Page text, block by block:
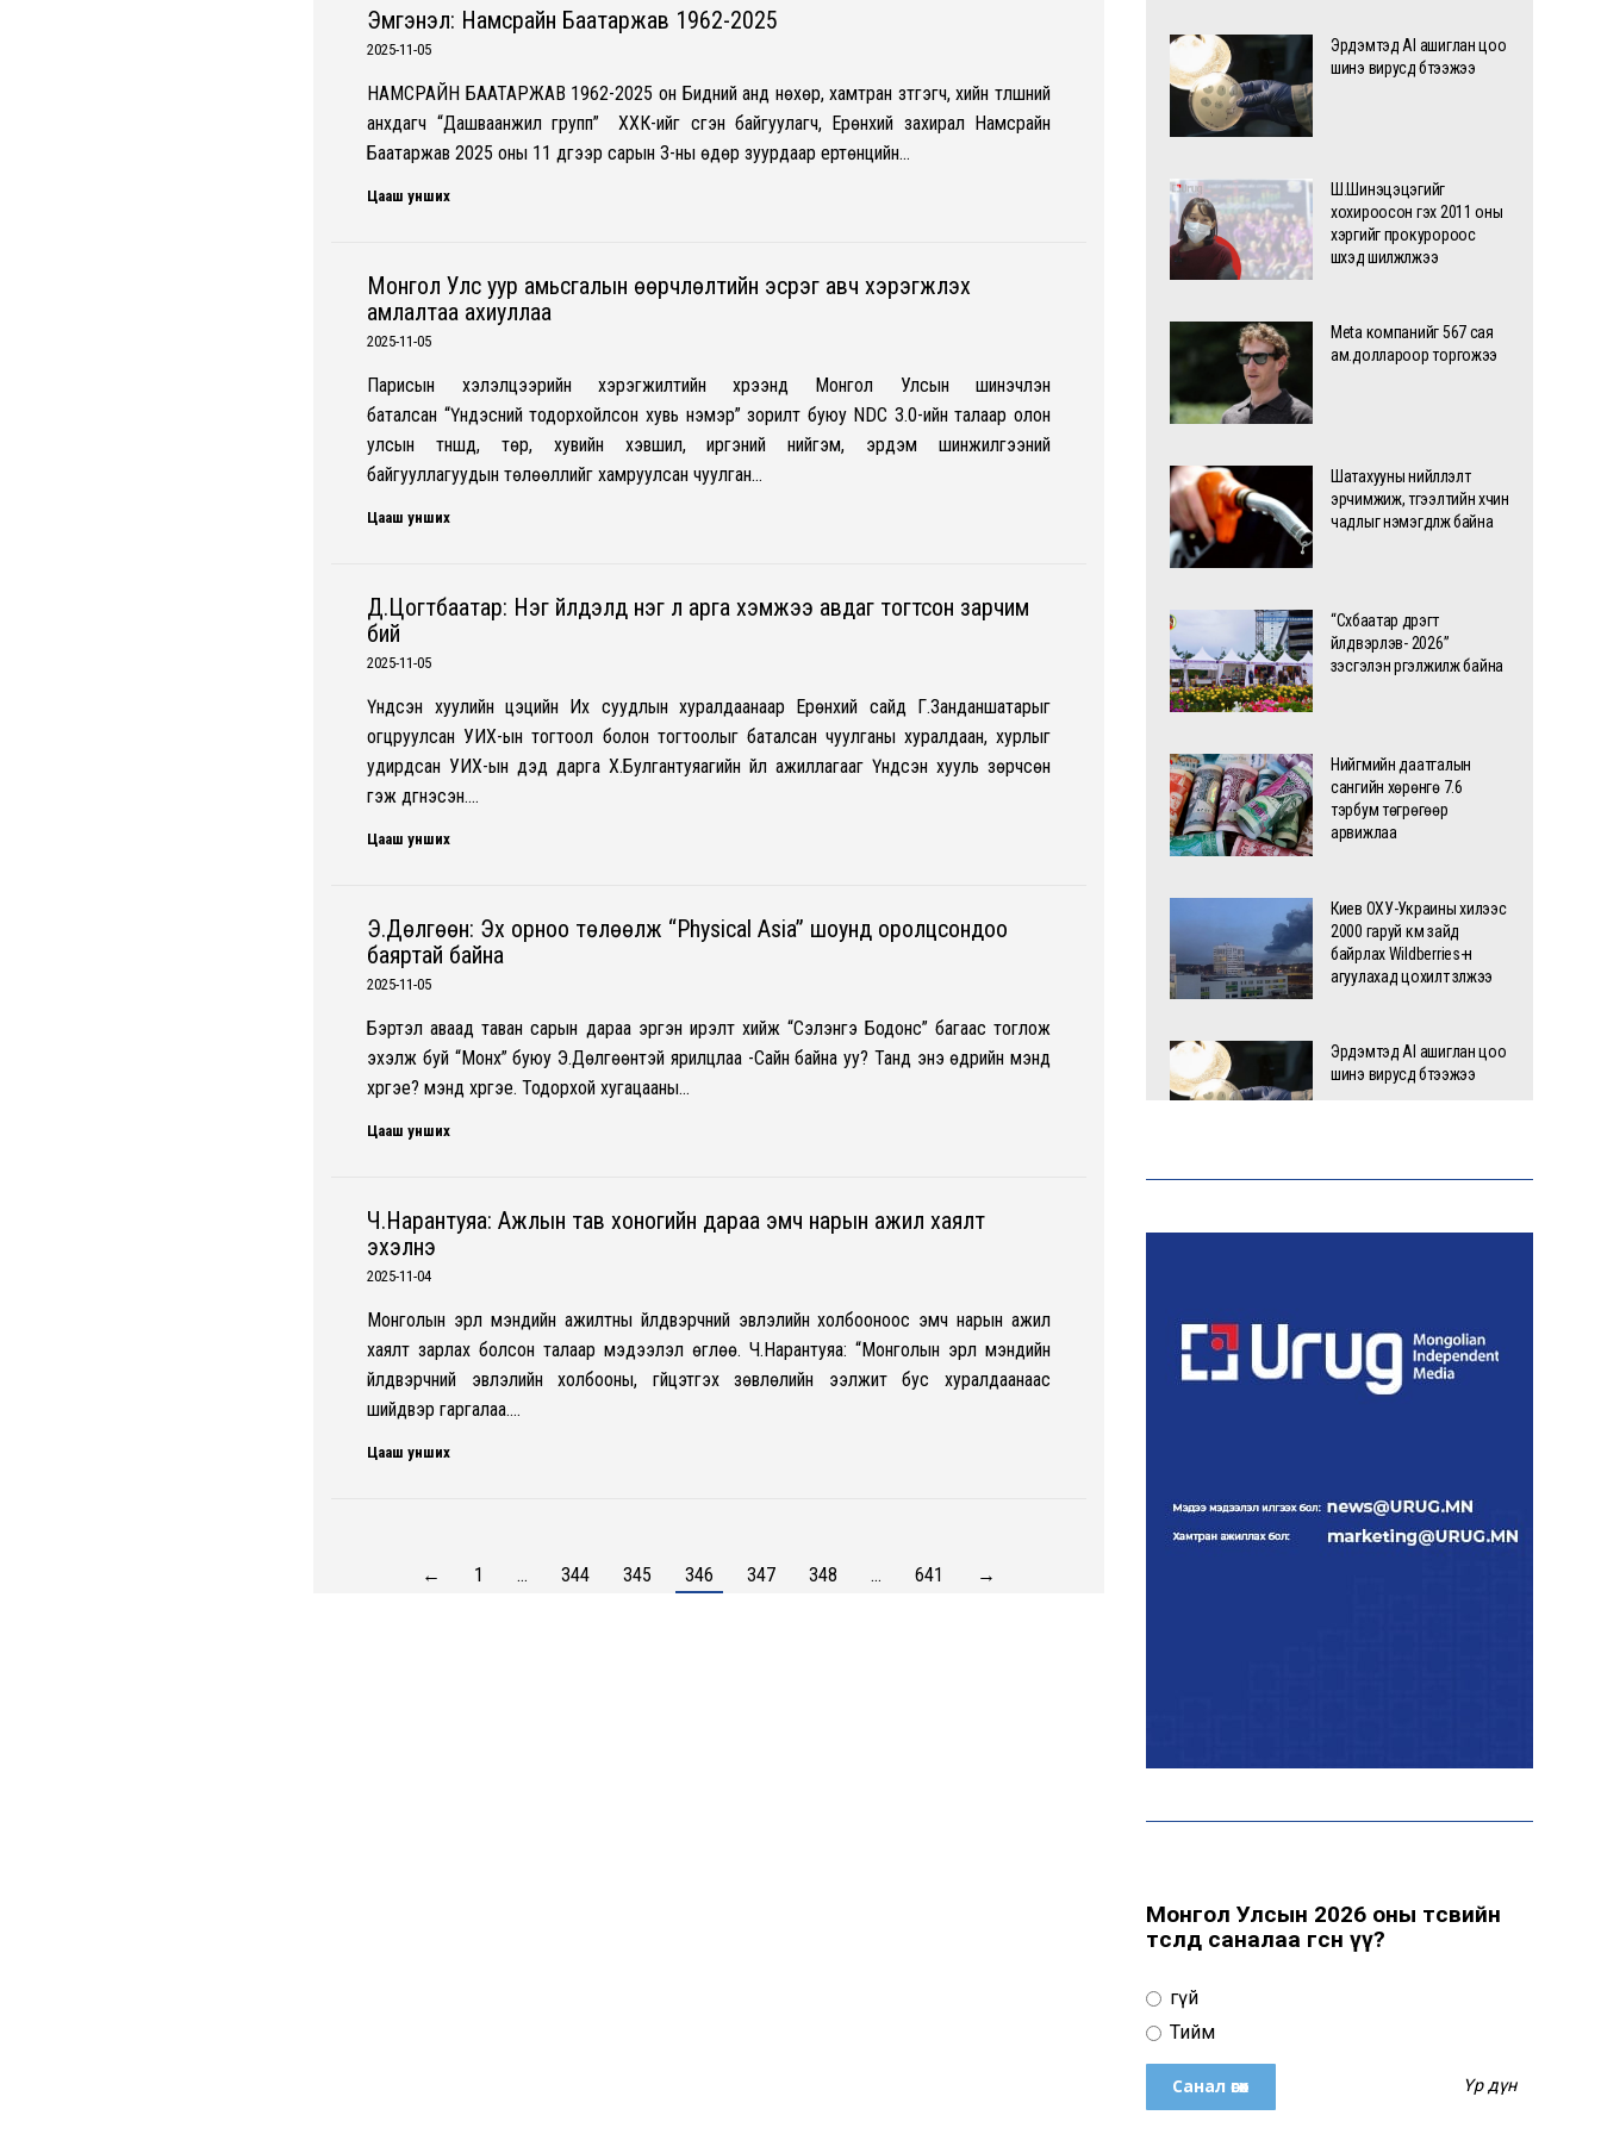
Эмгэнэл: Намсрайн Баатаржав 1962-2025
2025-11-05
НАМСРАЙН БААТАРЖАВ 1962-2025 он Бидний анд нөхөр, хамтран зүтгэгч, хийн түлшний
анхдагч “Дашваанжил групп” ХХК-ийг үүсгэн байгуулагч, Ерөнхий захирал Намсрайн
Баатаржав 2025 оны 11 дүгээр сарын 3-ны өдөр зуурдаар ертөнцийн…
Цааш унших
Монгол Улс уур амьсгалын өөрчлөлтийн эсрэг авч хэрэгжүүлэх
амлалтаа ахиуллаа
2025-11-05
Парисын хэлэлцээрийн хэрэгжилтийн хүрээнд Монгол Улсын шинэчлэн
баталсан “Үндэсний тодорхойлсон хувь нэмэр” зорилт буюу NDC 3.0-ийн талаар олон
улсын түншүүд, төр, хувийн хэвшил, иргэний нийгэм, эрдэм шинжилгээний
байгууллагуудын төлөөллийг хамруулсан чуулган…
Цааш унших
Д.Цогтбаатар: Нэг үйлдэлд нэг л арга хэмжээ авдаг тогтсон зарчим
бий
2025-11-05
Үндсэн хуулийн цэцийн Их суудлын хуралдаанаар Ерөнхий сайд Г.Занданшатарыг
огцруулсан УИХ-ын тогтоол болон тогтоолыг баталсан чуулганы хуралдаан, хурлыг
удирдсан УИХ-ын дэд дарга Х.Булгантуяагийн үйл ажиллагааг Үндсэн хууль зөрчсөн
гэж дүгнэсэн.…
Цааш унших
Э.Дөлгөөн: Эх орноо төлөөлж “Physical Asia” шоунд оролцсондоо
баяртай байна
2025-11-05
Бэртэл аваад таван сарын дараа эргэн ирэлт хийж “Сэлэнгэ Бодонс” багаас тоглож
эхэлж буй “Монх” буюу Э.Дөлгөөнтэй ярилцлаа -Сайн байна уу? Танд энэ өдрийн мэнд
хүргэе? мэнд хүргэе. Тодорхой хугацааны…
Цааш унших
Ч.Нарантуяа: Ажлын тав хоногийн дараа эмч нарын ажил хаялт
эхэлнэ
2025-11-04
Монголын эрүүл мэндийн ажилтны үйлдвэрчний эвлэлийн холбооноос эмч нарын ажил
хаялт зарлах болсон талаар мэдээлэл өглөө. Ч.Нарантуяа: “Монголын эрүүл мэндийн
үйлдвэрчний эвлэлийн холбооны, гүйцэтгэх зөвлөлийн ээлжит бус хуралдаанаас
шийдвэр гаргалаа.…
Цааш унших
← 1 … 344 345 346 347 348 … 641 →
Эрдэмтэд AI ашиглан цоо
шинэ вирусүүд бүтээжээ
Ш.Шинэцэцэгийг
хохироосон гэх 2011 оны
хэргийг прокуророос
шүүхэд шилжүүлжээ
Meta компанийг 567 сая
ам.доллароор торгожээ
Шатахууны нийлүүлэлт
эрчимжиж, түгээлтийн хүчин
чадлыг нэмэгдүүлж байна
“Сүхбаатар дүүрэгт
үйлдвэрлэв- 2026”
үзэсгэлэн үргэлжилж байна
Нийгмийн даатгалын
сангийн хөрөнгө 7.6
тэрбум төгрөгөөр
арвижлаа
Киев ОХУ-Украины хилээс
2000 гаруй км зайд
байрлах Wildberries-н
агуулахад цохилт үзүүлжээ
Эрдэмтэд AI ашиглан цоо
шинэ вирусүүд бүтээжээ
Meta компанийг 567 сая
ам.доллароор торгожээ
эрчимжиж, түгээлтийн хүчин
чадлыг нэмэгдүүлж байна
Т.Ганболд:
сонгуульд нэр дэвших
Цахим орчинд тархсан
ХААН Банк Ногоон нуур
Монгол Улсын 2026 оны төсвийн
төсөлд саналаа өгсөн үү?
Үгүй
Тийм
Үр дүн